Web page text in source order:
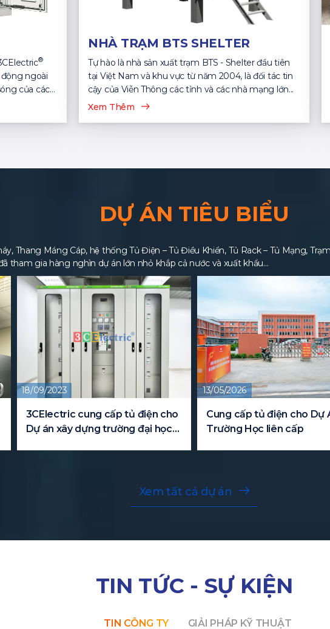
®
ngoài
của các
NHÀ TRẠM BTS SHELTER
Tự hào là nhà sản xuất trạm BTS - Shelter đầu tiên
tại Việt Nam và khu vực từ năm 2004, là đối tác tin
cậy của Viễn Thông các tỉnh và các nhà mạng lớn...
Xem Thêm
DỰ ÁN TIÊU BIỂU
Thang Máng Cáp, hệ thống Tủ Điện – Tủ Điều Khiển, Tủ Rack – Tủ Mạng,
tham gia hàng nghìn dự án lớn nhỏ khắp cả nước và xuất khẩu…
18/09/2023
3CElectric cung cấp tủ điện cho
Dự án xây dựng trường đại học
13/05/2026
Cung cấp tủ điện cho Dự
Trường Học liên cấp
Xem tất cả dự án
TIN TỨC - SỰ KIỆN
TIN CÔNG TY GIẢI PHÁP KỸ THUẬT